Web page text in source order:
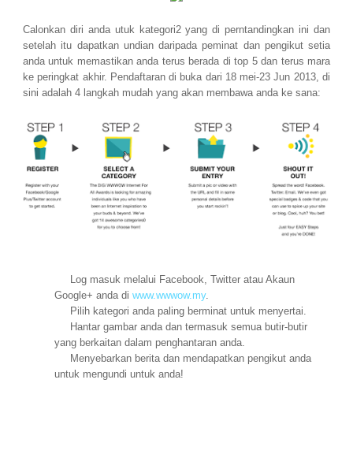
Calonkan diri anda utuk kategori2 yang di perntandingkan ini dan
setelah itu dapatkan undian daripada peminat dan pengikut setia
anda untuk memastikan anda terus berada di top 5 dan terus mara
ke peringkat akhir. Pendaftaran di buka dari 18 mei-23 Jun 2013, di
sini adalah 4 langkah mudah yang akan membawa anda ke sana:
Log masuk melalui Facebook , Twitter atau Akaun
Google+ anda di www.wwwow.my.
Pilih kategori anda paling berminat untuk menyertai
Hantar gambar anda dan termasuk semua butir-butir
yang berkaitan dalam penghantaran anda.
Menyebarkan berita dan mendapatkan pengikut anda
untuk mengundi untuk anda!